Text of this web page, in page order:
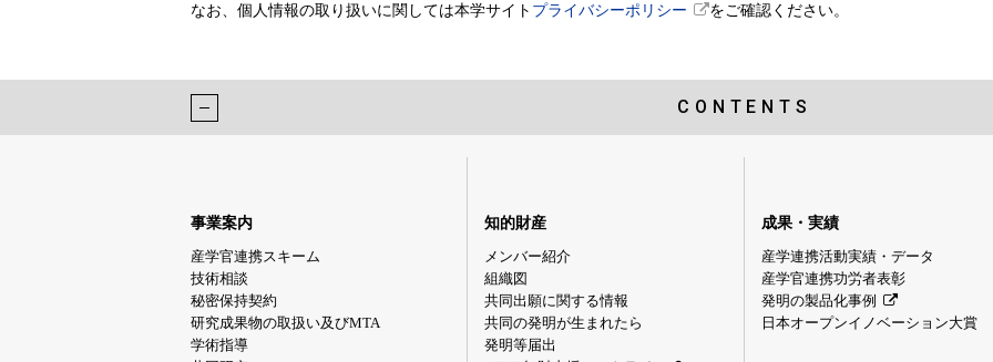
なお、個人情報の取り扱いに関しては本学サイト プライバシーポリシー をご確認ください。
CONTENTS
事業案内
産学官連携スキーム
技術相談
秘密保持契約
研究成果物の取扱い及びMTA
学術指導
知的財産
メンバー紹介
組織図
共同出願に関する情報
共同の発明が生まれたら
発明等届出
成果・実績
産学連携活動実績・データ
産学官連携功労者表彰
発明の製品化事例
日本オープンイノベーション大賞